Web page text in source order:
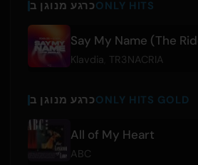
כרגע מנוגן בONLY HITS
Say My Name (The
Klavdia TR3NACRIA
כרגע מנוגן בONLY HITS GOLD
All of My Heart
ABC